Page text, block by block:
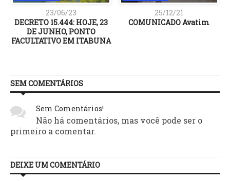
23/06/23
DECRETO 15.444: HOJE, 23
DE JUNHO, PONTO
FACULTATIVO EM ITABUNA
25/12/21
COMUNICADO Avatim
SEM COMENTÁRIOS
Sem Comentários!
Não há comentários, mas você pode ser o
primeiro a comentar.
DEIXE UM COMENTÁRIO